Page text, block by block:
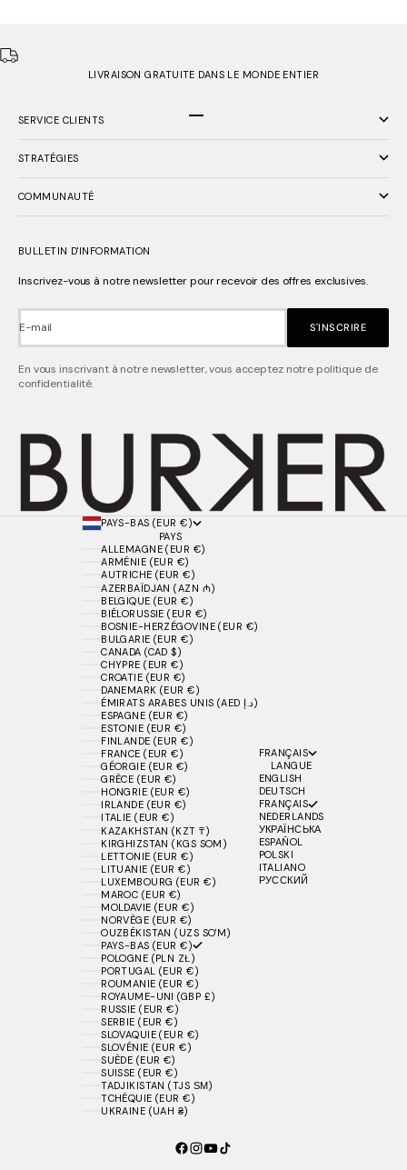
LIVRAISON GRATUITE DANS LE MONDE ENTIER
SERVICE CLIENTS
STRATÉGIES
COMMUNAUTÉ
BULLETIN D'INFORMATION
Inscrivez-vous à notre newsletter pour recevoir des offres exclusives.
E-mail S'INSCRIRE
En vous inscrivant à notre newsletter, vous acceptez notre politique de
confidentialité.
PAYS-BAS (EUR €)
PAYS
ALLEMAGNE (EUR €)
ARMÉNIE (EUR €)
AUTRICHE (EUR €)
AZERBAÏDJAN (AZN ₼)
BELGIQUE (EUR €)
BIÉLORUSSIE (EUR €)
BOSNIE-HERZÉGOVINE (EUR €)
BULGARIE (EUR €)
CANADA (CAD $)
CHYPRE (EUR €)
CROATIE (EUR €)
DANEMARK (EUR €)
ÉMIRATS ARABES UNIS (AED د.إ)
ESPAGNE (EUR €)
ESTONIE (EUR €)
FINLANDE (EUR €)
FRANCE (EUR €)
GÉORGIE (EUR €)
GRÈCE (EUR €)
HONGRIE (EUR €)
IRLANDE (EUR €)
ITALIE (EUR €)
KAZAKHSTAN (KZT ₸)
KIRGHIZSTAN (KGS SOM)
LETTONIE (EUR €)
LITUANIE (EUR €)
LUXEMBOURG (EUR €)
MAROC (EUR €)
MOLDAVIE (EUR €)
NORVÈGE (EUR €)
OUZBÉKISTAN (UZS SO'M)
PAYS-BAS (EUR €)
POLOGNE (PLN ZŁ)
PORTUGAL (EUR €)
ROUMANIE (EUR €)
ROYAUME-UNI (GBP £)
RUSSIE (EUR €)
SERBIE (EUR €)
SLOVAQUIE (EUR €)
SLOVÉNIE (EUR €)
SUÈDE (EUR €)
SUISSE (EUR €)
TADJIKISTAN (TJS ЅМ)
TCHÉQUIE (EUR €)
UKRAINE (UAH ₴)
FRANÇAIS
LANGUE
ENGLISH
DEUTSCH
FRANÇAIS
NEDERLANDS
УКРАЇНСЬКА
ESPAÑOL
POLSKI
ITALIANO
РУССКИЙ